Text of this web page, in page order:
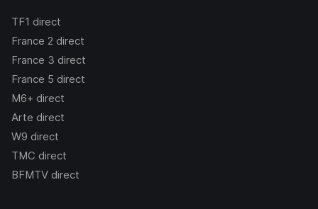
TF1 direct
France 2 direct
France 3 direct
France 5 direct
M6+ direct
Arte direct
W9 direct
TMC direct
BFMTV direct